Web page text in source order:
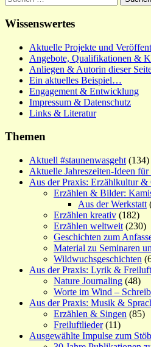
nach:
Wissenswertes
Aktuelle Projekte und
Angebote, Qualifikationen &
Anliegen & Autorin dieser
Ein aktuelles Beispiel…
Engagement & Entwicklung
Impressum & Datenschutz
Links & Literatur
Themen
Aktuell #staunenwasgeht (134)
Aktuelle Jahreszeiten-Ideen
Aus der Praxis: Erzählkultur &
Erzählen & Bilder:
Aus der Werkstatt
Erzählen kreativ (182)
Erzählen weltweit (230)
Geschichten zum
Material zu Seminaren
Wildwuchsgeschichten
Aus der Praxis: Lyrik &
Nature Journaling (48)
Worte im Wind –
Aus der Praxis: Musik &
Erzählen & Singen (85)
Freiluftlieder(11)
Ausgewählte Impulse zum